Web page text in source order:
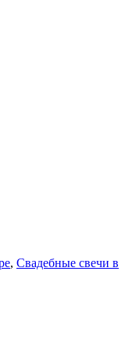
, Свадебные свечи в